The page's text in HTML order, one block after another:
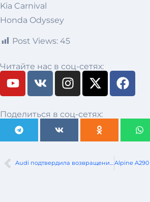
Kia Carnival
Honda Odyssey
Post Views: 45
Читайте нас в соц-сетях:
Поделиться в соц-сетях:
Audi подтвердила возвращение модели A4